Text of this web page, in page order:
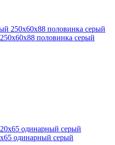
половинка серый
одинарный серый